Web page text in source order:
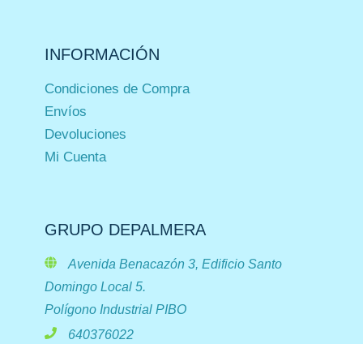
INFORMACIÓN
Condiciones de Compra
Envíos
Devoluciones
Mi Cuenta
GRUPO DEPALMERA
Avenida Benacazón 3, Edificio Santo
Domingo Local 5.
Polígono Industrial PIBO
640376022